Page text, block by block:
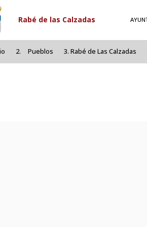
principal
Rabé de las Calzadas
Pueblos Rabé de Las Calzadas